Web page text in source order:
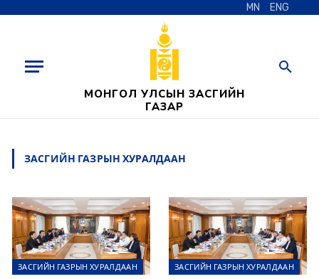
MN ENG
МОНГОЛ УЛСЫН ЗАСГИЙН
ГАЗАР
ЗАСГИЙН ГАЗРЫН ХУРАЛДААН
ЗАСГИЙН ГАЗРЫН ХУРАЛДААН ЗАСГИЙН ГАЗРЫН ХУРАЛДААН